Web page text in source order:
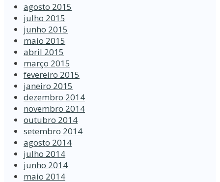
agosto 2015
julho 2015
junho 2015
maio 2015
abril 2015
março 2015
fevereiro 2015
janeiro 2015
dezembro 2014
novembro 2014
outubro 2014
setembro 2014
agosto 2014
julho 2014
junho 2014
maio 2014